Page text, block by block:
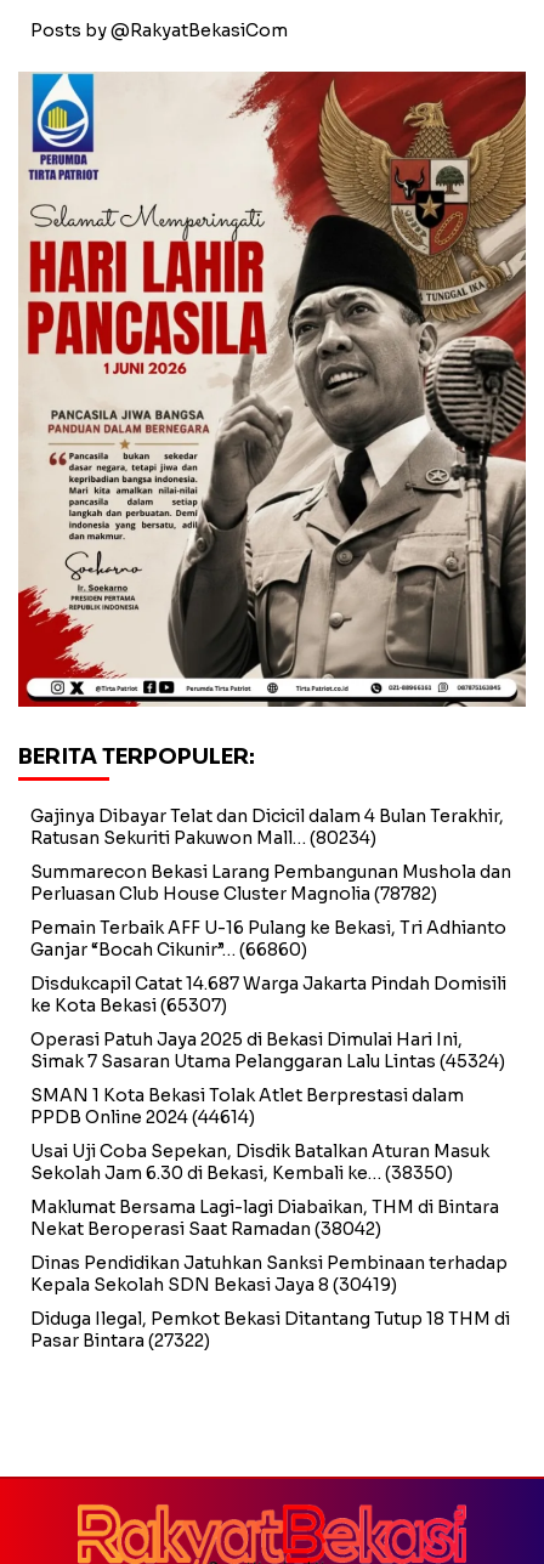
Posts by @RakyatBekasiCom
BERITA TERPOPULER:
Gajinya Dibayar Telat dan Dicicil dalam 4 Bulan Terakhir,
Ratusan Sekuriti Pakuwon Mall… (80234)
Summarecon Bekasi Larang Pembangunan Mushola dan
Perluasan Club House Cluster Magnolia (78782)
Pemain Terbaik AFF U-16 Pulang ke Bekasi, Tri Adhianto
Ganjar “Bocah Cikunir”… (66860)
Disdukcapil Catat 14.687 Warga Jakarta Pindah Domisili
ke Kota Bekasi(65307)
Operasi Patuh Jaya 2025 di Bekasi Dimulai Hari Ini,
Simak 7 Sasaran Utama Pelanggaran Lalu Lintas (45324)
SMAN 1 Kota Bekasi Tolak Atlet Berprestasi dalam
PPDB Online 2024(44614)
Usai Uji Coba Sepekan, Disdik Batalkan Aturan Masuk
Sekolah Jam 6.30 di Bekasi, Kembali ke… (38350)
Maklumat Bersama Lagi-lagi Diabaikan, THM di Bintara
Nekat Beroperasi Saat Ramadan (38042)
Dinas Pendidikan Jatuhkan Sanksi Pembinaan terhadap
Kepala Sekolah SDN Bekasi Jaya 8 (30419)
Diduga Ilegal, Pemkot Bekasi Ditantang Tutup 18 THM di
Pasar Bintara (27322)